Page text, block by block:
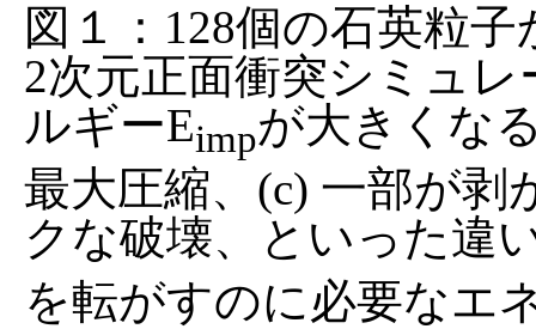
図１：128個の石英粒
2次元正面衝突シミュ
ルギーEimpが大きくな
最大圧縮、(c) 一部が剥
クな破壊、といった違
を転がすのに必要なエ